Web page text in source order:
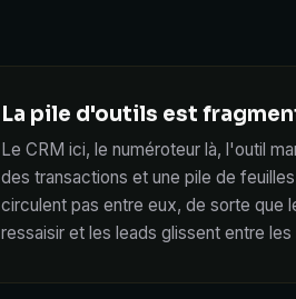
La pile d'outils est
Le CRM ici, le numéroteur là, l'outil
des transactions et une pile de
circulent pas entre eux, de sorte que
ressaisir et les leads glissent entre